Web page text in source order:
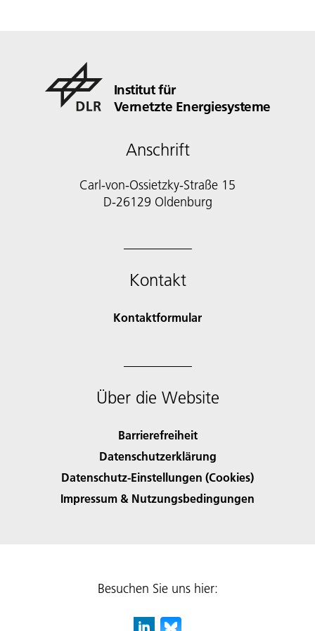
Institut für
Vernetzte Energiesysteme
Anschrift
Carl-von-Ossietzky-Straße 15
D-26129 Oldenburg
Kontakt
Kontaktformular
Über die Website
Barrierefreiheit
Datenschutzerklärung
Datenschutz-Einstellungen (Cookies)
Impressum & Nutzungsbedingungen
Besuchen Sie uns hier: